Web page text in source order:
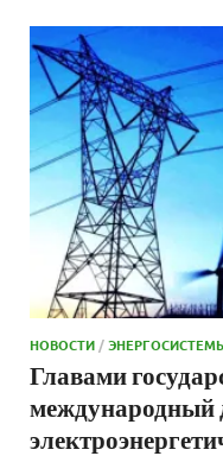
НОВОСТИ/
Главами
международный